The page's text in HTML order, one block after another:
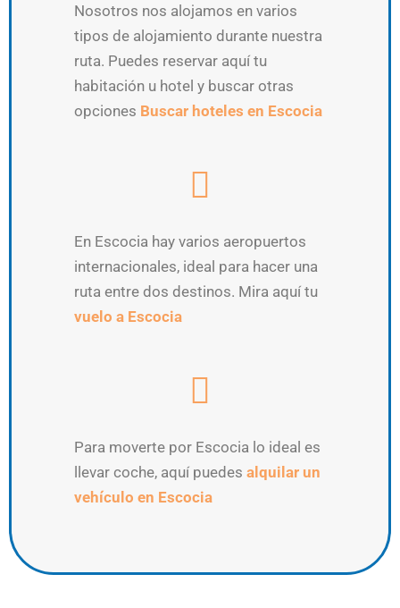
Nosotros nos alojamos en varios
tipos de alojamiento durante nuestra
ruta. Puedes reservar aquí tu
habitación u hotel y buscar otras
opciones Buscar hoteles en Escocia
En Escocia hay varios aeropuertos
internacionales, ideal para hacer una
ruta entre dos destinos. Mira aquí tu
vuelo a Escocia
Para moverte por Escocia lo ideal es
llevar coche, aquí puedes alquilar un
vehículo en Escocia